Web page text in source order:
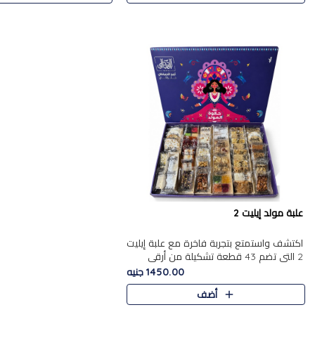
علبة مولد إيليت 2
اكتشف واستمتع بتجربة فاخرة مع علبة إيليت
2 التي تضم 43 قطعة تشكيلة من أرقى
حلويات المولد الشرقية المصرية الأصيلة
,معروضة بشكل جميل في علبة أ..
1450.00 جنيه
أضف